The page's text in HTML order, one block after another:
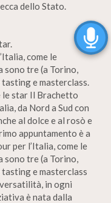
dello Stato.
come le
sono tre (a Torino,
e masterclass.
le star Il Brachetto
da Nord a Sud con
al dolce e al rosò e
appuntamento è a
per l’Italia, come le
sono tre (a Torino,
e masterclass
in ogni
è nata dalla